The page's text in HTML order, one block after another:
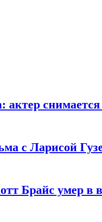
с Ларисой
Брайс умер в